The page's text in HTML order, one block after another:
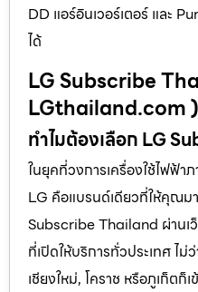
DD แอร์อินเวอร์เตอร์ และ
ได้
LG Subscribe
LGthailand.com )
ทำไมต้องเลือก LG
ในยุคที่วงการเครื่องใช้ไฟฟ้าภ
LG คือแบรนด์เดียวที่ให้คุณ
Subscribe Thailand ผ่าน
ที่เปิดให้บริการทั่วประเทศ ไ
เชียงใหม่, โคราช หรือภูเก็ตก็